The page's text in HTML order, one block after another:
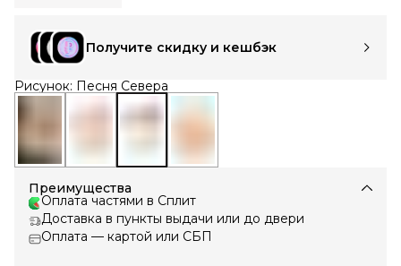
Получите скидку и кешбэк
Рисунок: Песня Севера
Преимущества
Оплата частями в Сплит
Доставка в пункты выдачи или до двери
Оплата — картой или СБП